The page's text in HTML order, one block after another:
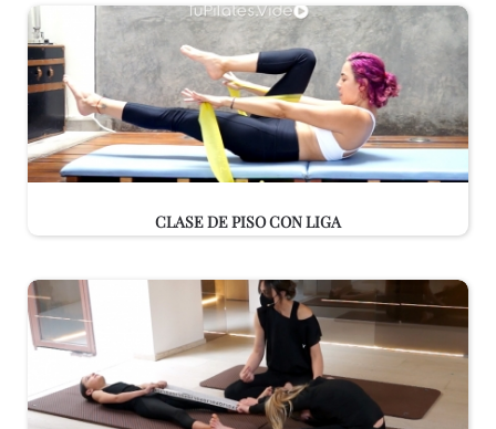
CLASE DE PISO CON LIGA